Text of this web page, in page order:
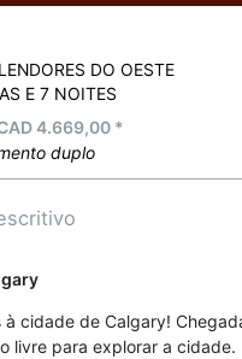
DO OESTE
E 7 NOITES
4.669,00 *
duplo
à cidade de Calgary!
livre para explorar a cidade.